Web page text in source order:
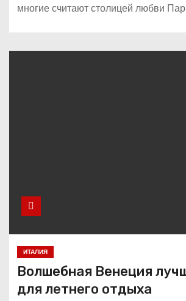
многие считают столицей любви
ИТАЛИЯ
Волшебная Венеция
для летнего отдыха